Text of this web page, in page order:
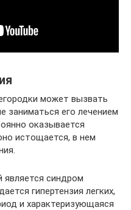
может вызвать
заниматься его лечением
оказывается
истощается, в нем
синдром
гипертензия легких,
и характеризующаяся